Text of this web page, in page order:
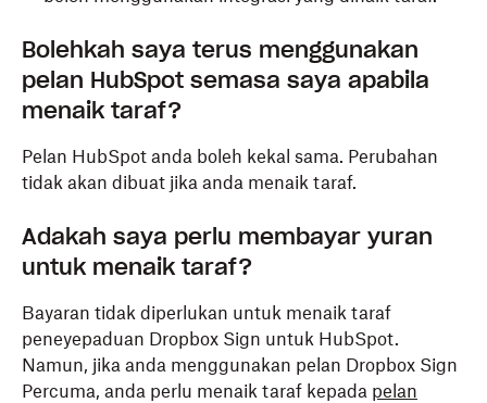
Bolehkah saya terus menggunakan
pelan HubSpot semasa saya apabila
menaik taraf?
Pelan HubSpot anda boleh kekal sama. Perubahan
tidak akan dibuat jika anda menaik taraf.
Adakah saya perlu membayar yuran
untuk menaik taraf?
Bayaran tidak diperlukan untuk menaik taraf
peneyepaduan Dropbox Sign untuk HubSpot.
Namun, jika anda menggunakan pelan Dropbox Sign
Percuma, anda perlu menaik taraf kepada pelan